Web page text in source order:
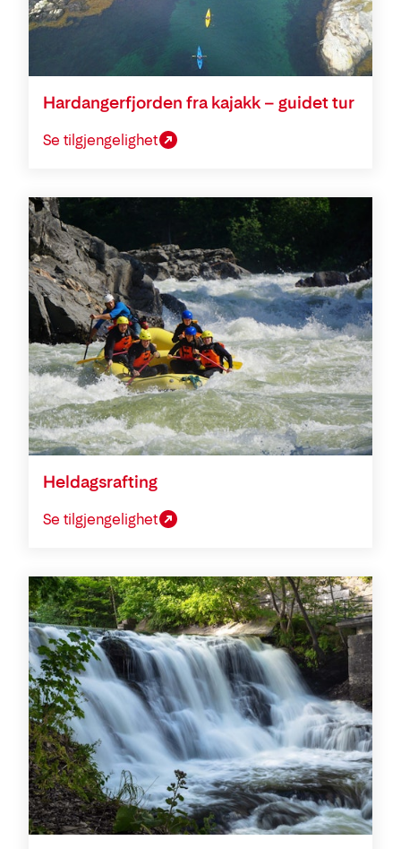
Hardangerfjorden fra kajakk – guidet tur
Se tilgjengelighet
Heldagsrafting
Se tilgjengelighet